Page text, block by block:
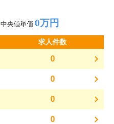
中央値単価 0万円
求人件数
0
0
0
0